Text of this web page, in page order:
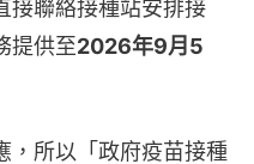
接聯絡接種站安排接
提供至2026年9月5
，所以「政府疫苗接種